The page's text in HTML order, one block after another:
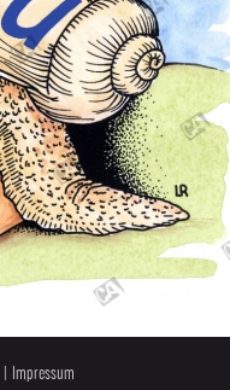
Impressum